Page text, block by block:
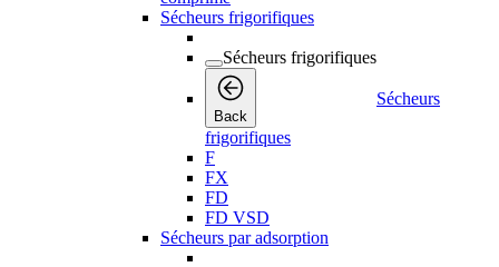
Sécheurs frigorifiques
Sécheurs frigorifiques
Back
Sécheurs
frigorifiques
F
FX
FD
FD VSD
Sécheurs par adsorption